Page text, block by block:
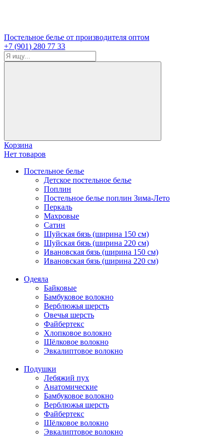
Постельное белье от производителя оптом
+7 (901) 280 77 33
Корзина
Нет товаров
Постельное белье
Детское постельное белье
Поплин
Постельное белье поплин Зима-Лето
Перкаль
Махровые
Сатин
Шуйская бязь (ширина 150 см)
Шуйская бязь (ширина 220 см)
Ивановская бязь (ширина 150 см)
Ивановская бязь (ширина 220 см)
Одеяла
Байковые
Бамбуковое волокно
Верблюжья шерсть
Овечья шерсть
Файбертекс
Хлопковое волокно
Шёлковое волокно
Эвкалиптовое волокно
Подушки
Лебяжий пух
Анатомические
Бамбуковое волокно
Верблюжья шерсть
Файбертекс
Шёлковое волокно
Эвкалиптовое волокно